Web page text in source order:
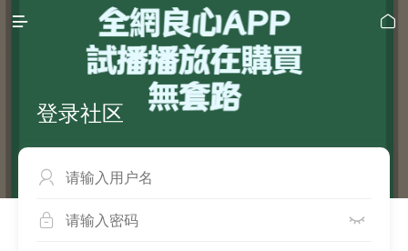
 
登录社区

 